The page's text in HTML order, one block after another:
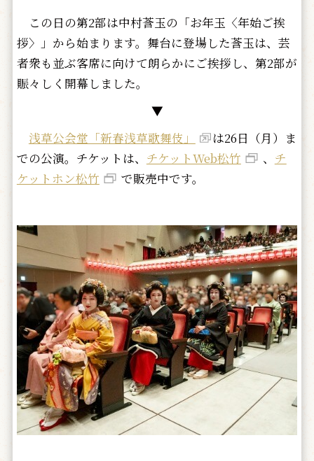
この日の第2部は中村莟玉の「お年玉〈年始ご挨
拶〉」から始まります。舞台に登場した莟玉は、芸
者衆も並ぶ客席に向けて朗らかにご挨拶し、第2部が
賑々しく開幕しました。
▼
浅草公会堂「新春浅草歌舞伎」
は26日（月）ま
での公演。チケットは、 チケットWeb松竹 、 チ
ケットホン松竹
で販売中です。